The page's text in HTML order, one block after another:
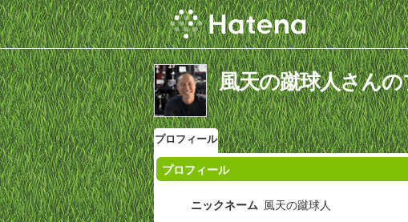
風天の蹴球人さん
プロフィール
プロフィール
ニックネーム 風天の蹴球人